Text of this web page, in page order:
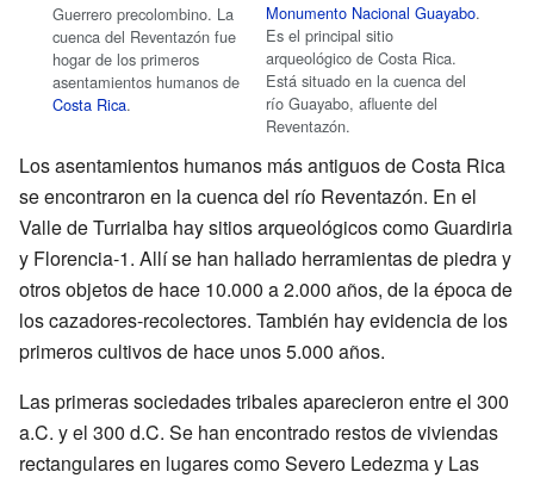
Guerrero precolombino. La
cuenca del Reventazón fue
hogar de los primeros
asentamientos humanos de
Costa Rica.
Monumento Nacional Guayabo.
Es el principal sitio
arqueológico de Costa Rica.
Está situado en la cuenca del
río Guayabo, afluente del
Reventazón.
Los asentamientos humanos más antiguos de Costa Rica
se encontraron en la cuenca del río Reventazón. En el
Valle de Turrialba hay sitios arqueológicos como Guardiria
y Florencia-1. Allí se han hallado herramientas de piedra y
otros objetos de hace 10.000 a 2.000 años, de la época de
los cazadores-recolectores. También hay evidencia de los
primeros cultivos de hace unos 5.000 años.
Las primeras sociedades tribales aparecieron entre el 300
a.C. y el 300 d.C. Se han encontrado restos de viviendas
rectangulares en lugares como Severo Ledezma y Las